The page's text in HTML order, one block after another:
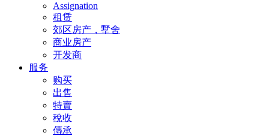
Assignation
租赁
郊区房产，墅舍
商业房产
开发商
服务
购买
出售
特賣
稅收
傳承